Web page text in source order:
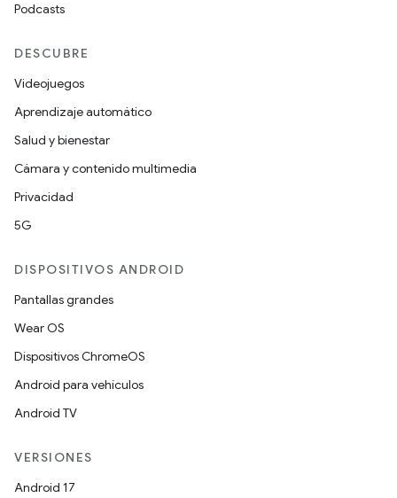
Podcasts
DESCUBRE
Videojuegos
Aprendizaje automático
Salud y bienestar
Cámara y contenido multimedia
Privacidad
5G
DISPOSITIVOS ANDROID
Pantallas grandes
Wear OS
Dispositivos ChromeOS
Android para vehículos
Android TV
VERSIONES
Android 17